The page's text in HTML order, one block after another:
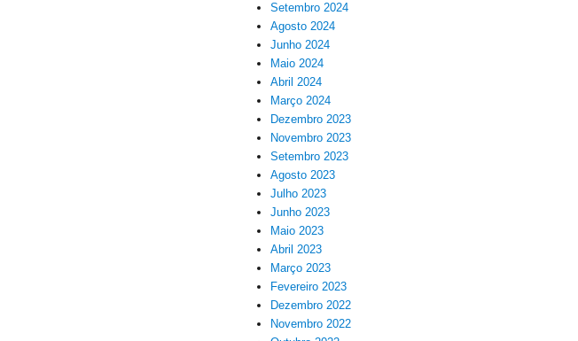
Setembro 2024
Agosto 2024
Junho 2024
Maio 2024
Abril 2024
Março 2024
Dezembro 2023
Novembro 2023
Setembro 2023
Agosto 2023
Julho 2023
Junho 2023
Maio 2023
Abril 2023
Março 2023
Fevereiro 2023
Dezembro 2022
Novembro 2022